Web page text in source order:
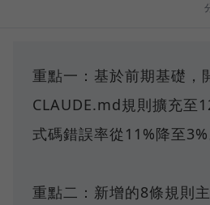
重點一：基於前期基礎，
CLAUDE.md規則擴充至
式碼錯誤率從11%降至3%
重點二：新增的8條規則